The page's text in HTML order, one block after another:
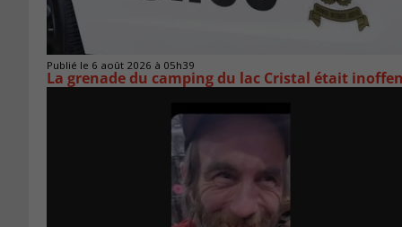
Publié le 6 août 2026 à 05h39
La grenade du camping du lac Cristal était